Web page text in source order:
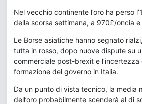
Nel vecchio continente l’oro ha perso
della scorsa settimana, a 970£/oncia
Le Borse asiatiche hanno segnato
tutta in rosso, dopo nuove dispute su
commerciale post-brexit e l’incertezza
formazione del governo in Italia.
Da un punto di vista tecnico, la media
dell’oro probabilmente scenderà al di